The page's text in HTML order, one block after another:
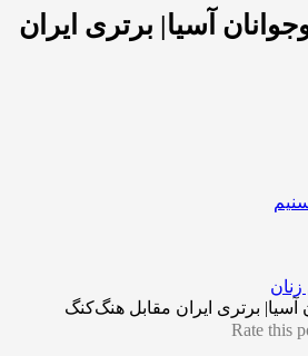
آسیا| برتری ایران
Rate this